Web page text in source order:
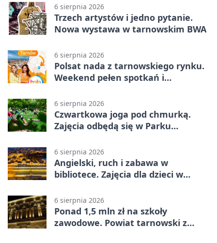
6 sierpnia 2026
Trzech artystów i jedno pytanie.
Nowa wystawa w tarnowskim BWA
6 sierpnia 2026
Polsat nada z tarnowskiego rynku.
Weekend pełen spotkań i
6 sierpnia 2026
Czwartkowa joga pod chmurką.
Zajęcia odbędą się w Parku
6 sierpnia 2026
Angielski, ruch i zabawa w
bibliotece. Zajęcia dla dzieci w
6 sierpnia 2026
Ponad 1,5 mln zł na szkoły
zawodowe. Powiat tarnowski z